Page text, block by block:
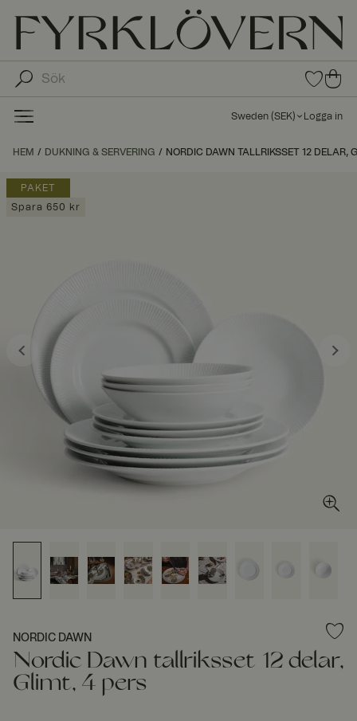
0
arti
i
ista
0
arti
kla
ku
Sweden (SEK) Logga in
HEM DUKNING & SERVERING NORDIC DAWN TALLRIKSSET 12 DELAR,
PAKET
Spara 650 kr
NORDIC DAWN
Nordic Dawn tallriksset 12 delar,
Glimt, 4 pers